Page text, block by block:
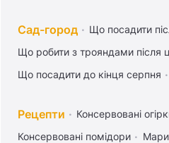
Сад-город Що посадити
Що робити з трояндами після
Що посадити до кінця серпня
Рецепти Консервовані
Консервовані помідори